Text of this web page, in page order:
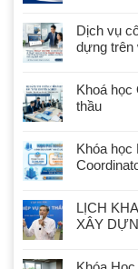
Dịch vụ
dựng trên
Khoá học
thầu
Khóa học
LỊCH
XÂY